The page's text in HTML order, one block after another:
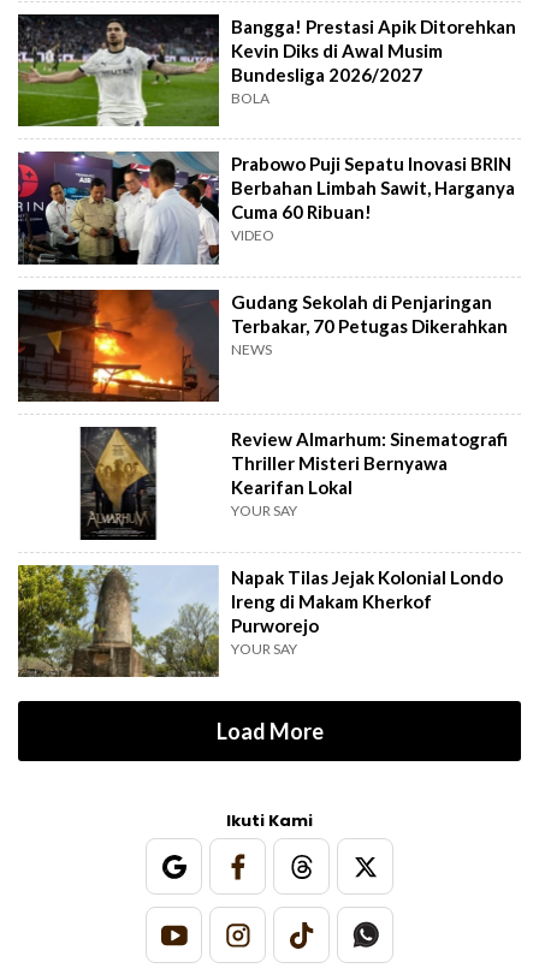
Bangga! Prestasi Apik Ditorehkan
Kevin Diks di Awal Musim
Bundesliga 2026/2027
BOLA
Prabowo Puji Sepatu Inovasi BRIN
Berbahan Limbah Sawit, Harganya
Cuma 60 Ribuan!
VIDEO
Gudang Sekolah di Penjaringan
Terbakar, 70 Petugas Dikerahkan
NEWS
Review Almarhum: Sinematografi
Thriller Misteri Bernyawa
Kearifan Lokal
YOUR SAY
Napak Tilas Jejak Kolonial Londo
Ireng di Makam Kherkof
Purworejo
YOUR SAY
Load More
Ikuti Kami